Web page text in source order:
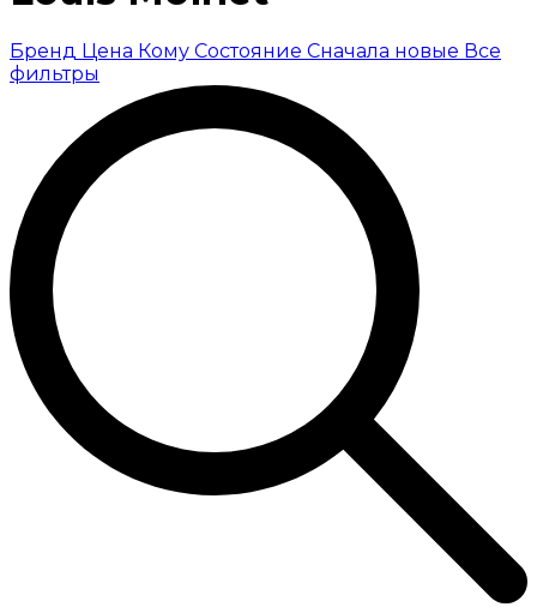
Бренд Цена Кому Состояние Сначала новые Все
фильтры